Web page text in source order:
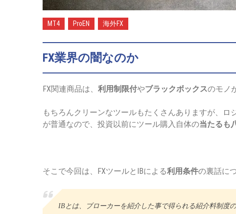
MT4 ProEN 海外FX
FX業界の闇なのか
FX関連商品は、 利用制限付やブラックボックスのモノ
もちろんクリーンなツールもたくさんありますが、
が普通なので、投資以前にツール購入自体の当たるも
そこで今回は、FXツールとIBによる利用条件の裏話に
IBとは、ブローカーを紹介した事で得られる紹介料制度